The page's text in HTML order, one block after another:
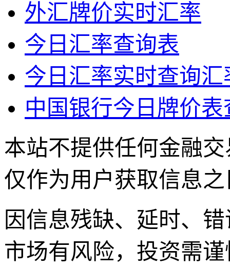
外汇牌价实时汇率
今日汇率查询表
今日汇率实时查询汇
中国银行今日牌价表
本站不提供任何金融
仅作为用户获取信息
因信息残缺、延时、
市场有风险，投资需